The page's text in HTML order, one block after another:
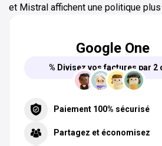
et Mistral affichent une politique
Google One
% Divisez vos factures par 2
Paiement 100% sécurisé
Partagez et économisez